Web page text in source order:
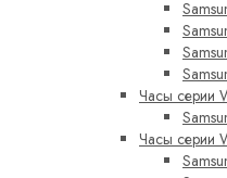
Часы серии
Часы серии